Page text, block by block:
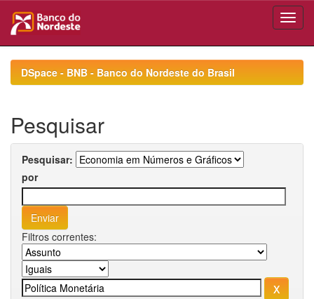
navigationDSpace - BNB - Banco do Nordeste do Brasil
Pesquisar
Pesquisar:
por
Filtros correntes: